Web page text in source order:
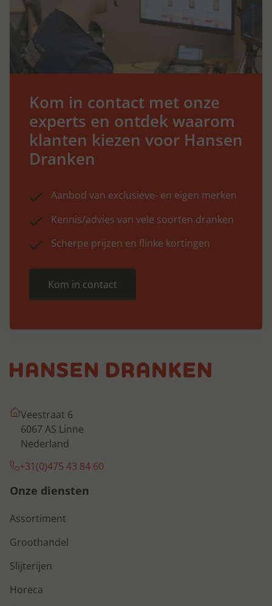
Kom in contact met onze
experts en ontdek waarom
klanten kiezen voor Hansen
Dranken
Aanbod van exclusieve- en eigen merken
Kennis/advies van vele soorten dranken
Scherpe prijzen en flinke kortingen
Kom in contact
Veestraat 6
6067 AS Linne
Nederland
+31(0)475 43 84 60
Onze diensten
Assortiment
Groothandel
Slijterijen
Horeca